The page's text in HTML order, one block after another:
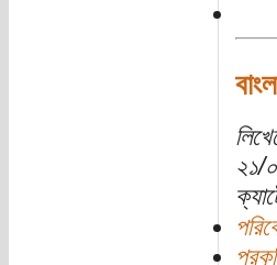
২১/